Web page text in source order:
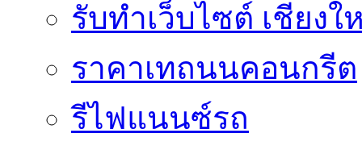
รับทำเว็บไซต์ เชียงใ
ราคาเทถนนคอนกรีต
รีไฟแนนซ์รถ